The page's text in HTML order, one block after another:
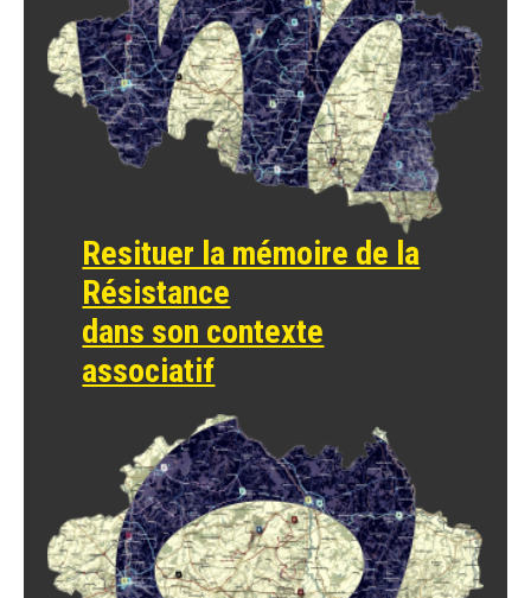
Resituer la mémoire de la
Résistance
dans son contexte
associatif